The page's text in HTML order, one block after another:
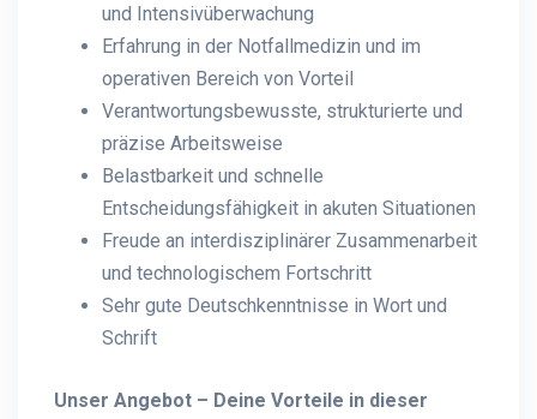
und Intensivüberwachung
Erfahrung in der Notfallmedizin und im
operativen Bereich von Vorteil
Verantwortungsbewusste, strukturierte und
präzise Arbeitsweise
Belastbarkeit und schnelle
Entscheidungsfähigkeit in akuten Situationen
Freude an interdisziplinärer Zusammenarbeit
und technologischem Fortschritt
Sehr gute Deutschkenntnisse in Wort und
Schrift
Unser Angebot – Deine Vorteile in dieser